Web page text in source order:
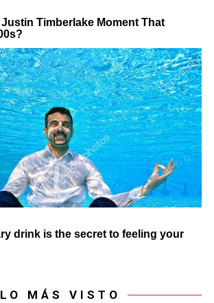
LO MÁS VISTO